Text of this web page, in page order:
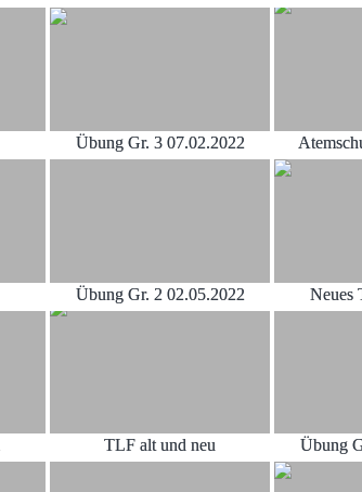
Übung Gr. 3 07.02.2022
Übung Gr. 2 02.05.2022 Neues
TLF alt und neu Übung